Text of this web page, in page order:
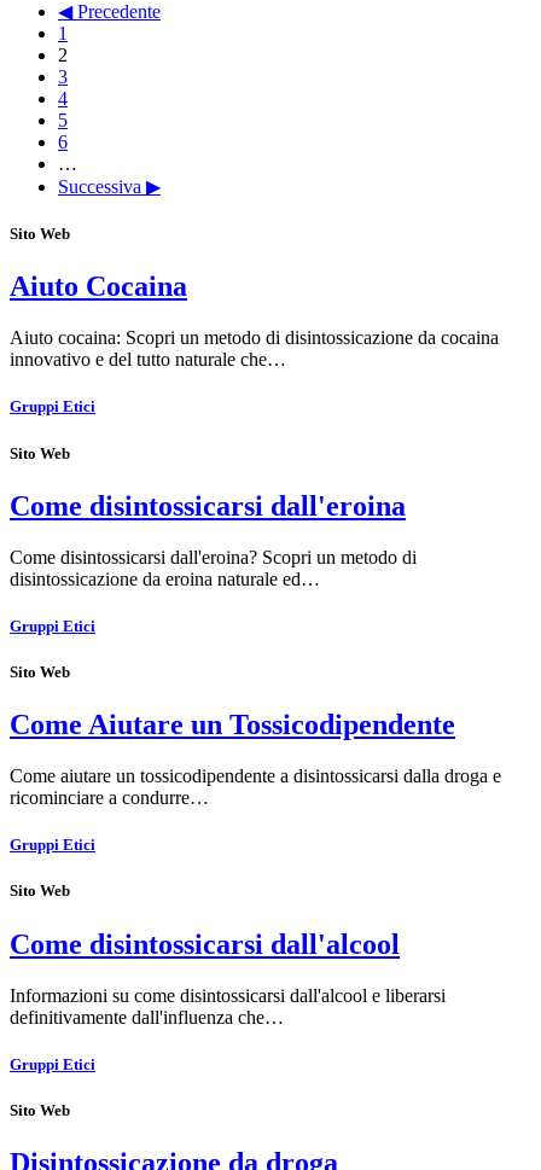
◀ Precedente
1
2
3
4
5
6
…
Successiva ▶
Sito Web
Aiuto Cocaina
Aiuto cocaina: Scopri un metodo di disintossicazione da cocaina
innovativo e del tutto naturale che…
Gruppi Etici
Sito Web
Come disintossicarsi dall'eroina
Come disintossicarsi dall'eroina? Scopri un metodo di
disintossicazione da eroina naturale ed…
Gruppi Etici
Sito Web
Come Aiutare un Tossicodipendente
Come aiutare un tossicodipendente a disintossicarsi dalla droga e
ricominciare a condurre…
Gruppi Etici
Sito Web
Come disintossicarsi dall'alcool
Informazioni su come disintossicarsi dall'alcool e liberarsi
definitivamente dall'influenza che…
Gruppi Etici
Sito Web
Disintossicazione da droga